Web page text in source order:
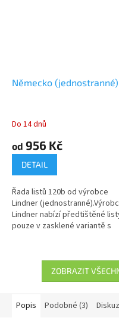
Německo (jednostranné)
Do 14 dnů
od 956 Kč
DETAIL
Řada listů 120b od výrobce
Lindner
Lindner nabízí předtištěné
pouze v zasklené variantě s
ZOBRAZIT
Popis Podobné (3)